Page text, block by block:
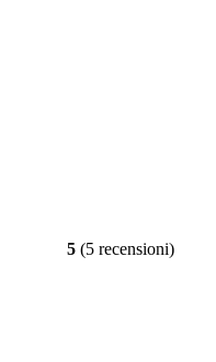
5 (5 recensioni)